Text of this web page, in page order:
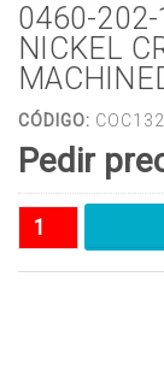
0460-202-
NICKEL
CÓDIGO:
Pedir